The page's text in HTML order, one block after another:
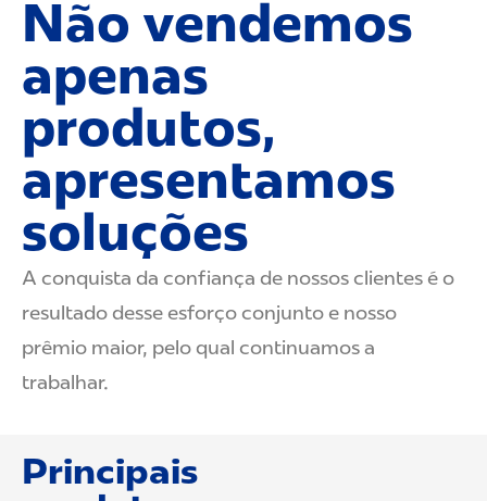
Não vendemos
apenas
produtos,
apresentamos
soluções
A conquista da confiança de nossos clientes é o
resultado desse esforço conjunto e nosso
prêmio maior, pelo qual continuamos a
trabalhar.
Principais